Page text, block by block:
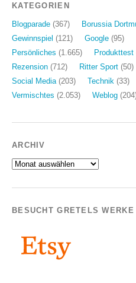
KATEGORIEN
Blogparade (367) Borussia
Gewinnspiel (121) Google (95)
Persönliches (1.665) Produkttest
Rezension (712) Ritter Sport (50)
Social Media (203) Technik (33)
Vermischtes (2.053) Weblog
ARCHIV
Archiv
BESUCHT GRETELS